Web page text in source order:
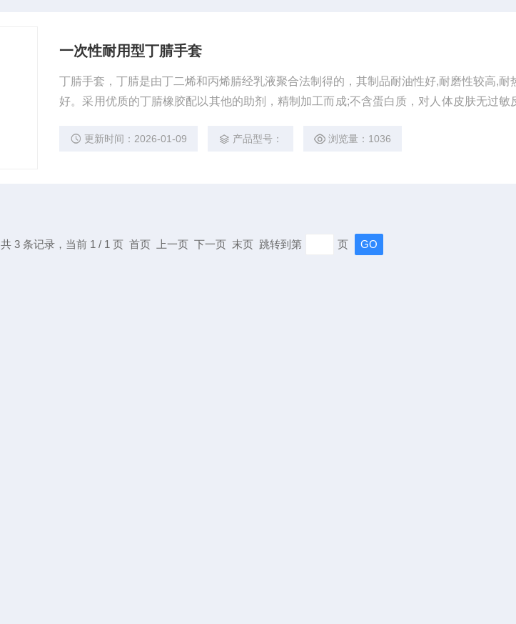
一次性耐用型丁腈手套
丁腈手套，丁腈是由丁二烯和丙烯腈经乳液聚合法制得的，其制品耐油性好,耐磨性较高,耐
好。采用优质的丁腈橡胶配以其他的助剂，精制加工而成;不含蛋白质，对人体皮肤无过敏
更新时间：2026-01-09 产品型号： 浏览量：1036
共 3 条记录，当前 1 / 1 页 首页 上一页 下一页 末页 跳转到第 页